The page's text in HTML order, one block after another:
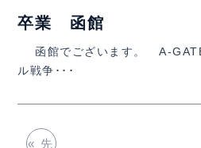
卒業 函館
函館でございます。 A-
ル戦争･･･
« 先